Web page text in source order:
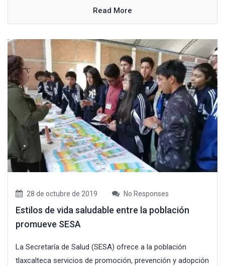
Read More
28 de octubre de 2019 No Responses
Estilos de vida saludable entre la población
promueve SESA
La Secretaría de Salud (SESA) ofrece a la población
tlaxcalteca servicios de promoción, prevención y adopción